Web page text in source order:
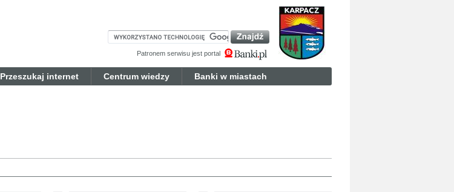
Patronem serwisu jest portal
Przeszukaj internet Centrum wiedzy Banki w miastach